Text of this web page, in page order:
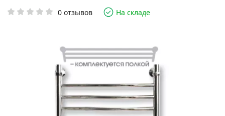
0 отзывов На складе